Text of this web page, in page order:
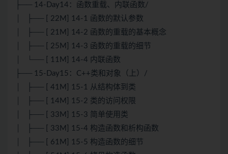
├── 14-Day14：函数重载、内联函数/
│ ├── [ 22M] 14-1 函数的默认参数
│ ├── [ 21M] 14-2 函数的重载的基本概念
│ ├── [ 25M] 14-3 函数的重载的细节
│ └── [ 11M] 14-4 内联函数
├── 15-Day15：C++类和对象（上）/
│ ├── [ 41M] 15-1 从结构体到类
│ ├── [ 14M] 15-2 类的访问权限
│ ├── [ 33M] 15-3 简单使用类
│ ├── [ 33M] 15-4 构造函数和析构函数
│ ├── [ 61M] 15-5 构造函数的细节